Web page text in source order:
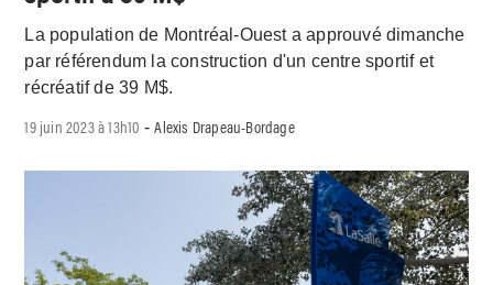
La population de Montréal-Ouest a approuvé dimanche
par référendum la construction d'un centre sportif et
récréatif de 39 M$.
19 juin 2023 à 13h10 -Alexis Drapeau-Bordage